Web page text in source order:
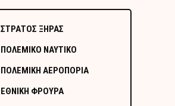
ΣΤΡΑΤΟΣ ΞΗΡΑΣ
ΠΟΛΕΜΙΚΟ ΝΑΥΤΙΚΟ
ΠΟΛΕΜΙΚΗ ΑΕΡΟΠΟΡΙΑ
ΕΘΝΙΚΗ ΦΡΟΥΡΑ